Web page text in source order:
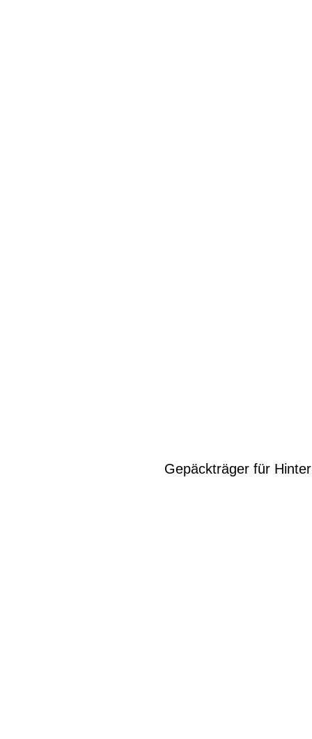
Gepäckträger für